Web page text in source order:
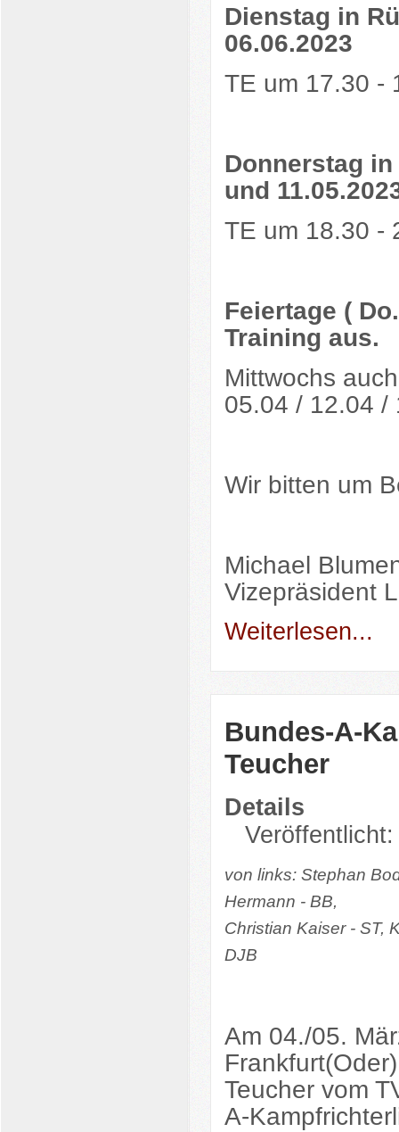
Dienstag in
06.06.2023
TE um 17.30 -
Donnerstag in
und
TE um 18.30 -
Feiertage (
Training aus.
Mittwochs
05.04 / 12.04 /
Wir bitten um
Michael
Vizepräsident
Weiterlesen...
Bundes-A-
Teucher
Details
von links: Stephan
Hermann - BB,
Christian Kaiser - ST,
DJB
Am 04./05.
Teucher vom
A-